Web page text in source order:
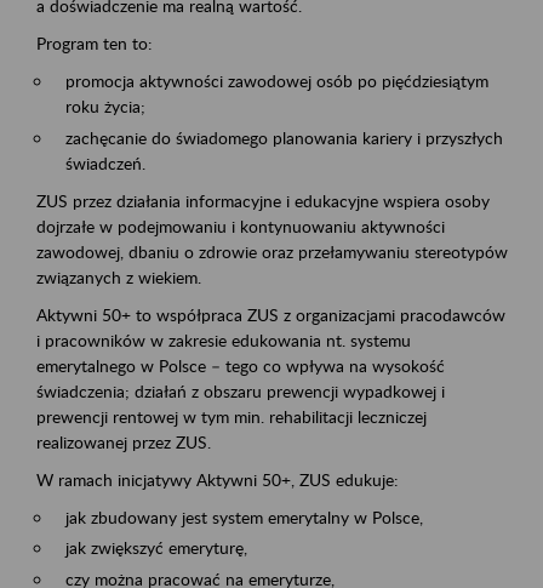
a doświadczenie ma realną wartość.
Program ten to:
promocja aktywności zawodowej osób po pięćdziesiątym
roku życia;
zachęcanie do świadomego planowania kariery i przyszłych
świadczeń.
ZUS przez działania informacyjne i edukacyjne wspiera osoby
dojrzałe w podejmowaniu i kontynuowaniu aktywności
zawodowej, dbaniu o zdrowie oraz przełamywaniu stereotypów
związanych z wiekiem.
Aktywni 50+ to współpraca ZUS z organizacjami pracodawców
i pracowników w zakresie edukowania nt. systemu
emerytalnego w Polsce – tego co wpływa na wysokość
świadczenia; działań z obszaru prewencji wypadkowej i
prewencji rentowej w tym min. rehabilitacji leczniczej
realizowanej przez ZUS.
W ramach inicjatywy Aktywni 50+, ZUS edukuje:
jak zbudowany jest system emerytalny w Polsce,
jak zwiększyć emeryturę,
czy można pracować na emeryturze,